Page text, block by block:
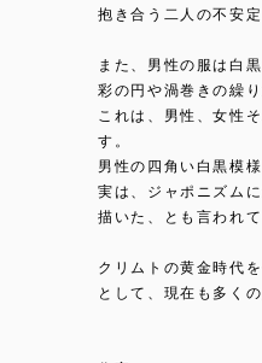
抱き合う二人の不安
また、男性の服は白
彩の円や渦巻きの繰
これは、男性、女性
す。
男性の四角い白黒模
実は、ジャポニズム
描いた、とも言われ
クリムトの黄金時代
として、現在も多く